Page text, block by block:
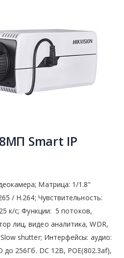
8МП Smart IP
Матрица: 1/1.8"
/ H.264; Чувствительность:
к/с; Функции: 5 потоков,
лиц, видео аналитика, WDR,
shutter; Интерфейсы: аудио:
до 256Гб. DC 12В, POE(802.3af),